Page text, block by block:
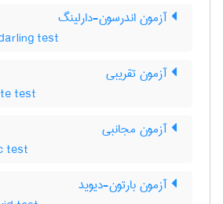
آزمون اندرسون-دارلینگ
test
آزمون تقریبی
test
آزمون مجانبی
test
آزمون بارتون-دیوید